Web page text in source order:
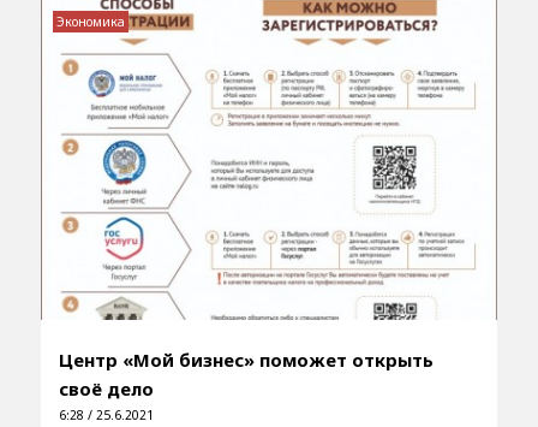
Центр «Мой бизнес» поможет открыть
своё дело
6:28 / 25.6.2021
Экономика